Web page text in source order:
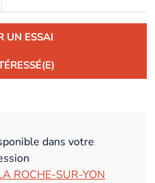
UN ESSAI
dans votre
ROCHE-SUR-YON